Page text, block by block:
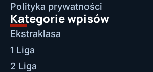
Polityka prywatności
Kategorie wpisów
Ekstraklasa
1 Liga
2 Liga